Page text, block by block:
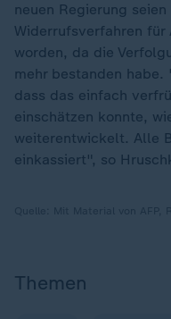
neuen Regierung
Widerrufsverfahren
worden, da die
mehr bestanden
dass das einfach
einschätzen konnte,
weiterentwickelt. Alle
einkassiert", so
Themen